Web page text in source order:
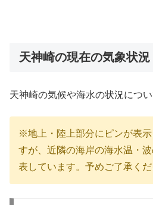
天神崎の現在の気象状況
天神崎の気候や海水の状況につ
※地上・陸上部分にピンが表示
すが、近隣の海岸の海水温・
表しています。予めご了承くだ